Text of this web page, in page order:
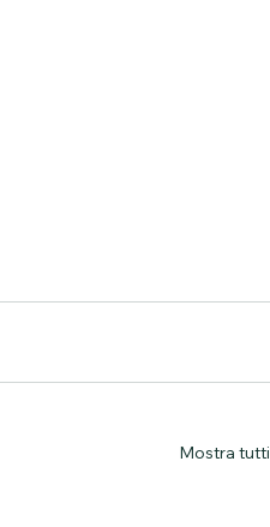
Mostra tutti